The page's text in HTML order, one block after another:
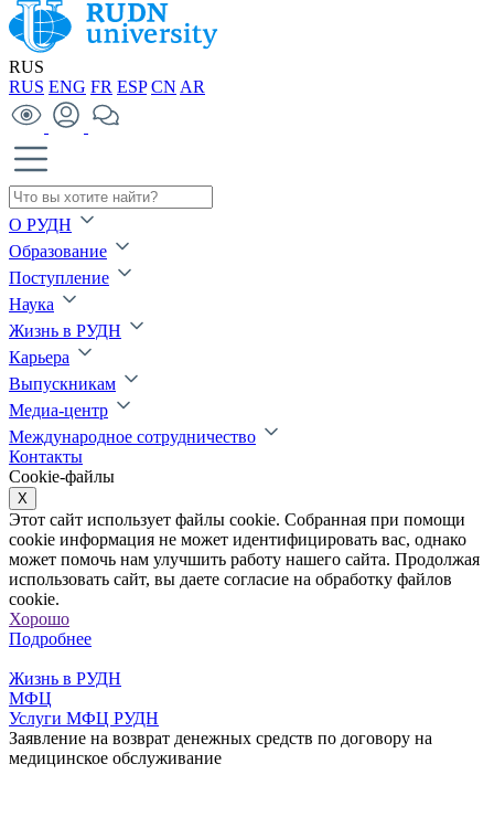
RUS
RUS ENG FR ESP CN AR
О РУДН
Образование
Поступление
Наука
Жизнь в РУДН
Карьера
Выпускникам
Медиа-центр
Международное сотрудничество
Контакты
Cookie-файлы
X
Этот сайт использует файлы cookie. Собранная при помощи
cookie информация не может идентифицировать вас, однако
может помочь нам улучшить работу нашего сайта. Продолжая
использовать сайт, вы даете согласие на обработку файлов
cookie.
Хорошо
Подробнее
Жизнь в РУДН
МФЦ
Услуги МФЦ РУДН
Заявление на возврат денежных средств по договору на
медицинское обслуживание